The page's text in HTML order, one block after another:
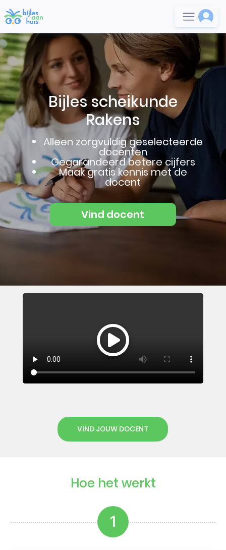
Bijles scheikunde
Rakens
Alleen zorgvuldig geselecteerde
docenten
Gegarandeerd betere cijfers
Maak gratis kennis met de
docent
Vind docent
VIND JOUW DOCENT
Hoe het werkt
1